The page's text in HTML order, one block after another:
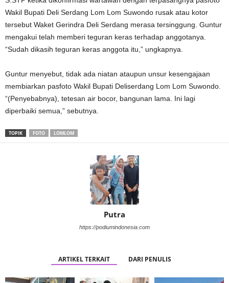
Wakil Bupati Deli Serdang Lom Lom Suwondo rusak atau kotor
tersebut Waket Gerindra Deli Serdang merasa tersinggung. Guntur
mengakui telah memberi teguran keras terhadap anggotanya.
“Sudah dikasih teguran keras anggota itu,” ungkapnya.
Guntur menyebut, tidak ada niatan ataupun unsur kesengajaan
membiarkan pasfoto Wakil Bupati Deliserdang Lom Lom Suwondo.
“(Penyebabnya), tetesan air bocor, bangunan lama. Ini lagi
diperbaiki semua,” sebutnya.
TOPIK FOTO LOMLOM
Putra
https://podiumindonesia.com
ARTIKEL TERKAIT DARI PENULIS